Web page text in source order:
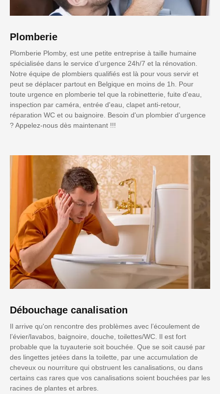
Plomberie
Plomberie Plomby, est une petite entreprise à taille humaine
spécialisée dans le service d’urgence 24h/7 et la rénovation.
Notre équipe de plombiers qualifiés est là pour vous servir et
peut se déplacer partout en Belgique en moins de 1h. Pour
toute urgence en plomberie tel que la robinetterie, fuite d'eau,
inspection par caméra, entrée d'eau, clapet anti-retour,
réparation WC et ou baignoire. Besoin d'un plombier d'urgence
? Appelez-nous dès maintenant !!!
Débouchage canalisation
Il arrive qu'on rencontre des problèmes avec l’écoulement de
l’évier/lavabos, baignoire, douche, toilettes/WC. Il est fort
probable que la tuyauterie soit bouchée. Que se soit causé par
des lingettes jetées dans la toilette, par une accumulation de
cheveux ou nourriture qui obstruent les canalisations, ou dans
certains cas rares que vos canalisations soient bouchées par les
racines de plantes et arbres.